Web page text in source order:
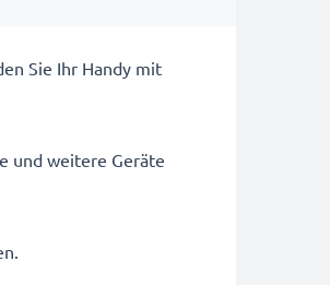
Sie Ihr Handy mit
und weitere Geräte